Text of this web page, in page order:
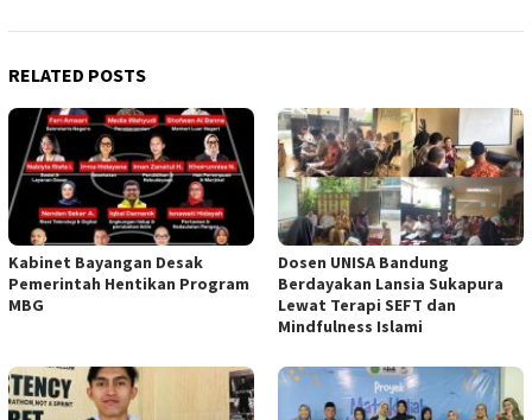
RELATED POSTS
Kabinet Bayangan Desak
Pemerintah Hentikan Program
MBG
Dosen UNISA Bandung
Berdayakan Lansia Sukapura
Lewat Terapi SEFT dan
Mindfulness Islami